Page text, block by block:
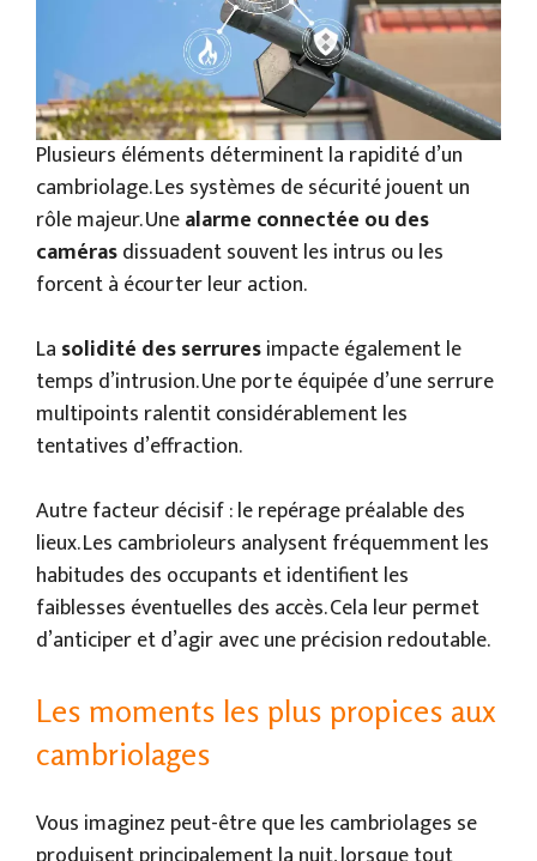
Plusieurs éléments déterminent la rapidité d’un
cambriolage. Les systèmes de sécurité jouent un
rôle majeur. Unealarme connectée ou des
camérasdissuadent souvent les intrus ou les
forcent à écourter leur action.
La solidité des serruresimpacte également le
temps d’intrusion. Une porte équipée d’une serrure
multipoints ralentit considérablement les
tentatives d’effraction.
Autre facteur décisif : le repérage préalable des
lieux. Les cambrioleurs analysent fréquemment les
habitudes des occupants et identifient les
faiblesses éventuelles des accès. Cela leur permet
d’anticiper et d’agir avec une précision redoutable.
Les moments les plus propices aux
cambriolages
Vous imaginez peut-être que les cambriolages se